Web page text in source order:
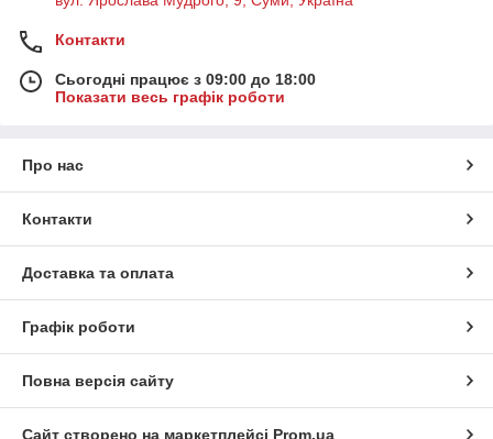
Контакти
Сьогодні працює з 09:00 до 18:00
Показати весь графік роботи
Про нас
Контакти
Доставка та оплата
Графік роботи
Повна версія сайту
Сайт створено на маркетплейсі Prom.ua